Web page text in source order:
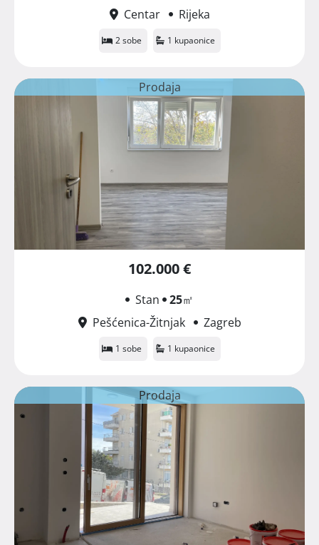
Centar
Rijeka
2 sobe 1 kupaonice
Prodaja
102.000 €
Stan 25㎡
Pešćenica-Žitnjak
Zagreb
1 sobe 1 kupaonice
Prodaja